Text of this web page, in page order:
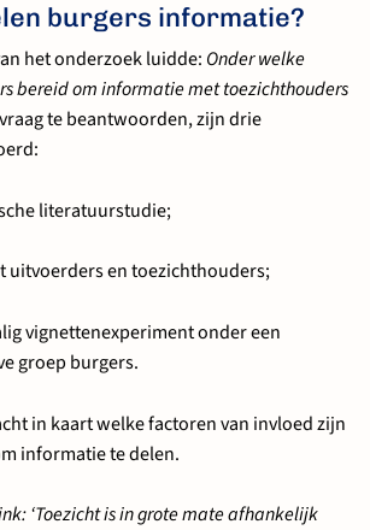
burgers informatie?
het onderzoek luidde: Onder welke
bereid om informatie met toezichthouders
te beantwoorden, zijn drie
literatuurstudie;
uitvoerders en toezichthouders;
vignettenexperiment onder een
groep burgers.
in kaart welke factoren van invloed zijn
informatie te delen.
‘Toezicht is in grote mate afhankelijk